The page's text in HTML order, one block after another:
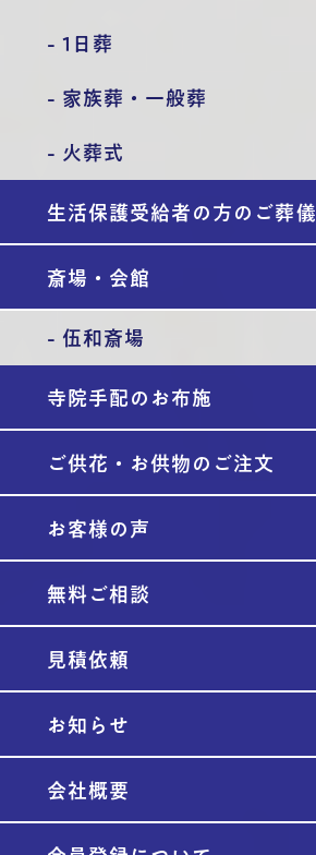
- 1日葬
- 家族葬・一般葬
- 火葬式
生活保護受給者の方のご葬儀
斎場・会館
- 伍和斎場
寺院手配のお布施
ご供花・お供物のご注文
お客様の声
無料ご相談
見積依頼
お知らせ
会社概要